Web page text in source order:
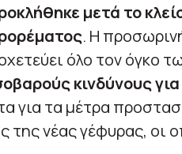
μετά το
. Η
όλο τον όγκο
κινδύνους
για τα μέτρα
της νέας γέφυρας, οι